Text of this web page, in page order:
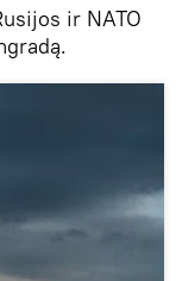
ir NATO